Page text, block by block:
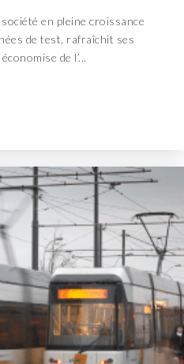
en pleine croissance
de test, rafraîchit ses
de l’...